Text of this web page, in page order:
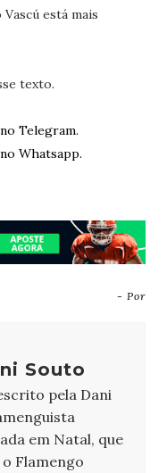
está mais
texto.
Telegram.
Whatsapp.
- Por
Souto
pela Dani
em Natal, que
Flamengo